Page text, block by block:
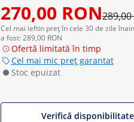
270,00 RON289,00
Cel mai ieftin preț în cele 30 de zile
a fost: 289,00 RON
Ofertă limitată în timp
Cel mai mic preț garantat
Stoc epuizat
Verifică